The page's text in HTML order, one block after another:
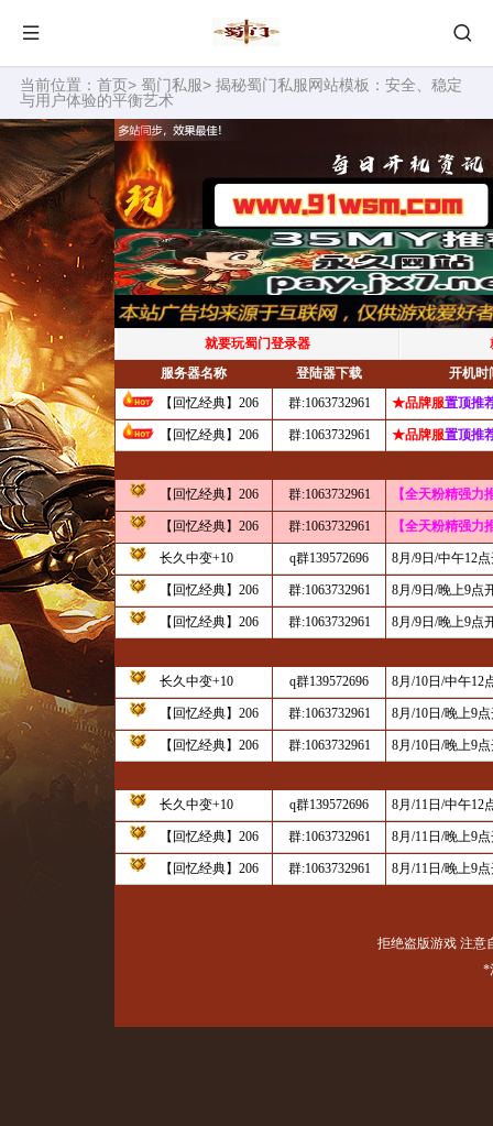
当前位置： 首页> 蜀门私服> 揭秘蜀门私服网站模板：安全、稳定
与用户体验的平衡艺术